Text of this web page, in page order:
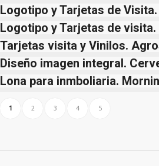
Logotipo y Tarjetas de
Logotipo y Tarjetas de visita.
Tarjetas visita y Vinilos.
Diseño imagen integral.
Lona para inmboliaria.
1 2 3 4 5